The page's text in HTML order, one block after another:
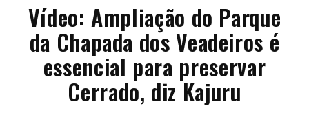
Vídeo: Ampliação do Parque
da Chapada dos Veadeiros é
essencial para preservar
Cerrado, diz Kajuru